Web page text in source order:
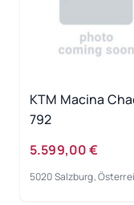
KTM Macina
792
5.599,00 €
5020 Salzburg,